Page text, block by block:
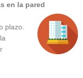
en la pared
plazo.